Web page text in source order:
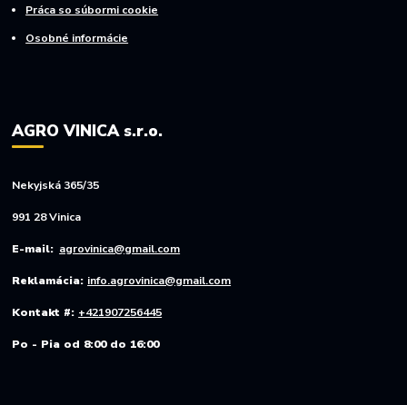
Práca so súbormi cookie
Osobné informácie
AGRO VINICA s.r.o.
Nekyjská 365/35
991 28 Vinica
E-mail: agrovinica@gmail.com
Reklamácia: info.agrovinica@gmail.com
Kontakt #: +421907256445
Po - Pia od 8:00 do 16:00